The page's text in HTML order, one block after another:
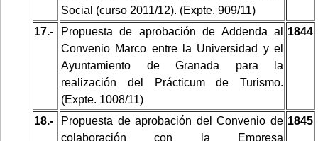
Social (curso 2011/12). (Expte. 909/11)
17.-
Propuesta de aprobación de Addenda al
Convenio Marco entre la Universidad y el
Ayuntamiento de Granada para la
realización del Prácticum de Turismo.
(Expte. 1008/11)
1844
18.-
Propuesta de aprobación del Convenio de
colaboración con la Empresa
1845